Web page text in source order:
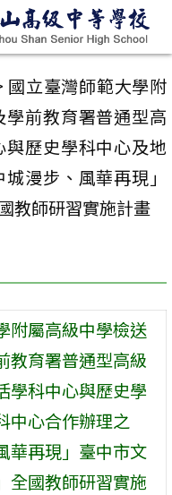
國立臺灣師範大學附
前教育署普通型高
歷史學科中心及地
漫步、風華再現」
教師研習實施計畫
附屬高級中學檢送
教育署普通型高級
學科中心與歷史學
中心合作辦理之
華再現」臺中市文
全國教師研習實施